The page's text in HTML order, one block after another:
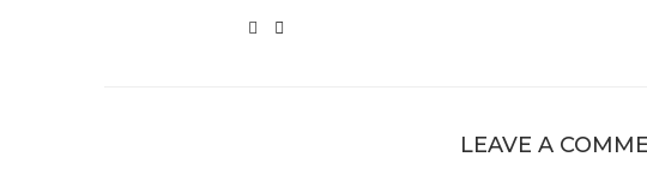
LEAVE A